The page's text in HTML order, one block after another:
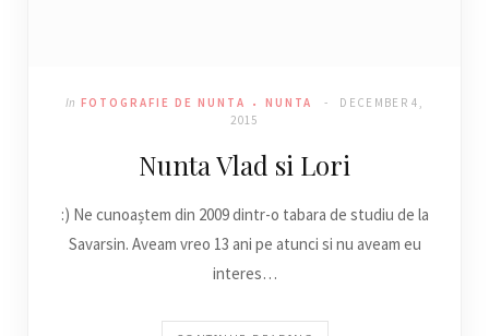
In FOTOGRAFIE DE NUNTA NUNTA
DECEMBER 4,
2015
Nunta Vlad si Lori
:) Ne cunoaștem din 2009 dintr-o tabara de studiu de la
Savarsin. Aveam vreo 13 ani pe atunci si nu aveam eu
interes…